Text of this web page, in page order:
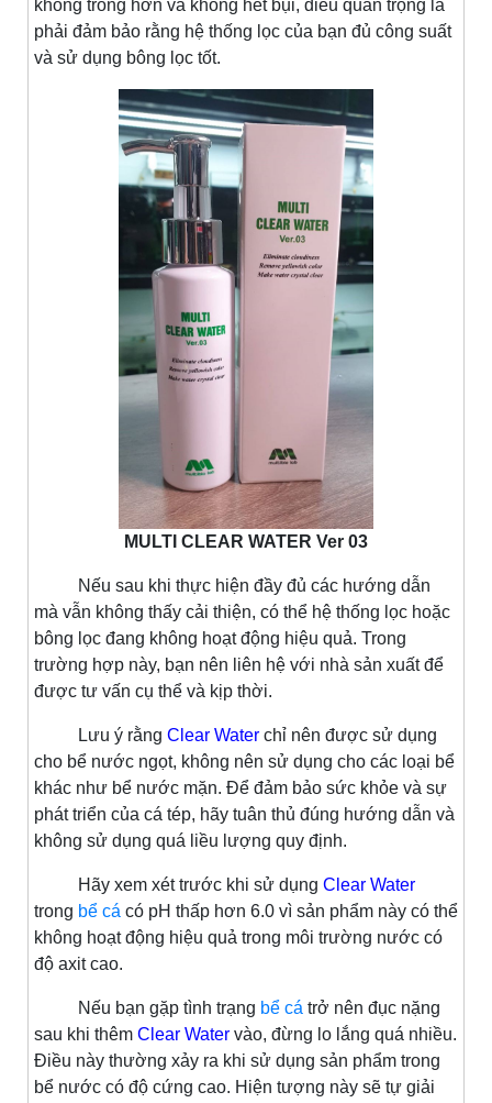
không trong hơn và không hết bụi, điều quan trọng là
phải đảm bảo rằng hệ thống lọc của bạn đủ công suất
và sử dụng bông lọc tốt.
MULTI CLEAR WATER Ver 03
Nếu sau khi thực hiện đầy đủ các hướng dẫn
mà vẫn không thấy cải thiện, có thể hệ thống lọc hoặc
bông lọc đang không hoạt động hiệu quả. Trong
trường hợp này, bạn nên liên hệ với nhà sản xuất để
được tư vấn cụ thể và kịp thời.
Lưu ý rằng Clear Water chỉ nên được sử dụng
cho bể nước ngọt, không nên sử dụng cho các loại bể
khác như bể nước mặn. Để đảm bảo sức khỏe và sự
phát triển của cá tép, hãy tuân thủ đúng hướng dẫn và
không sử dụng quá liều lượng quy định.
Hãy xem xét trước khi sử dụng Clear Water
trong bể cá có pH thấp hơn 6.0 vì sản phẩm này có thể
không hoạt động hiệu quả trong môi trường nước có
độ axit cao.
Nếu bạn gặp tình trạng bể cá trở nên đục nặng
sau khi thêm Clear Water vào, đừng lo lắng quá nhiều.
Điều này thường xảy ra khi sử dụng sản phẩm trong
bể nước có độ cứng cao. Hiện tượng này sẽ tự giải